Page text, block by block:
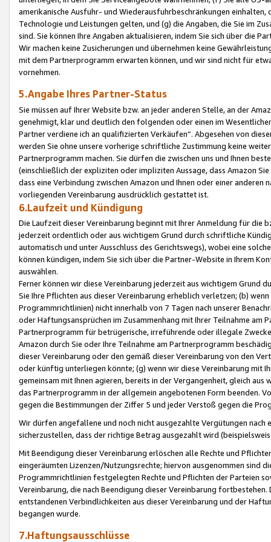
amerikanische Ausfuhr- und Wiederausfuhrbeschränkungen
Technologie und Leistungen gelten, und (g) die Angaben, die Sie im
sind. Sie können Ihre Angaben aktualisieren, indem Sie sich über die
Wir machen keine Zusicherungen und übernehmen keine
mit dem Partnerprogramm erwarten können, und wir sind nicht für
vornehmen.
5.Angabe Ihres Partner-Status
Sie müssen auf Ihrer Website bzw. an jeder anderen Stelle, an der
genehmigt, klar und deutlich den folgenden oder einen im
Partner verdiene ich an qualifizierten Verkäufen“. Abgesehen von
werden Sie ohne unsere vorherige schriftliche Zustimmung keine
Partnerprogramm machen. Sie dürfen die zwischen uns und Ihnen
(einschließlich der expliziten oder impliziten Aussage, dass Amazon
dass eine Verbindung zwischen Amazon und Ihnen oder einer
vorliegenden Vereinbarung ausdrücklich gestattet ist.
6.Laufzeit und Kündigung
Die Laufzeit dieser Vereinbarung beginnt mit Ihrer Anmeldung für die
jederzeit ordentlich oder aus wichtigem Grund durch schriftliche
automatisch und unter Ausschluss des Gerichtswegs), wobei eine
können kündigen, indem Sie sich über die Partner-Website in Ihrem
auswählen.
Ferner können wir diese Vereinbarung jederzeit aus wichtigem Grund
Sie Ihre Pflichten aus dieser Vereinbarung erheblich verletzen; (b)
Programmrichtlinien) nicht innerhalb von 7 Tagen nach unserer
oder Haftungsansprüchen im Zusammenhang mit Ihrer Teilnahme am
Partnerprogramm für betrügerische, irreführende oder illegale
Amazon durch Sie oder Ihre Teilnahme am Partnerprogramm
dieser Vereinbarung oder den gemäß dieser Vereinbarung von den
oder künftig unterliegen könnte; (g) wenn wir diese Vereinbarung mit
gemeinsam mit Ihnen agieren, bereits in der Vergangenheit, gleich
das Partnerprogramm in der allgemein angebotenen Form beenden.
gegen die Bestimmungen der Ziffer 5 und jeder Verstoß gegen die
Wir dürfen angefallene und noch nicht ausgezahlte Vergütungen
sicherzustellen, dass der richtige Betrag ausgezahlt wird
Mit Beendigung dieser Vereinbarung erlöschen alle Rechte und
eingeräumten Lizenzen/Nutzungsrechte; hiervon ausgenommen sind
Programmrichtlinien festgelegten Rechte und Pflichten der Parteien
Vereinbarung, die nach Beendigung dieser Vereinbarung
entstandenen Verbindlichkeiten aus dieser Vereinbarung und der
begangen wurde.
7.Haftungsausschlüsse